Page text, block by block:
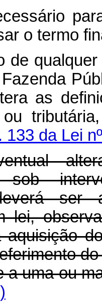
o termo
de
as
ou
133 da Lei
sob
ser
lei,
aquisição
a uma ou